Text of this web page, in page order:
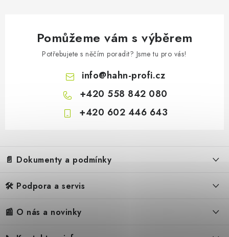
Pomůžeme vám s výběrem
Potřebujete s něčím poradit? Jsme tu pro vás!
info@hahn-profi.cz
+420 558 842 080
+420 602 446 643
a
t
📄 Dokumenty a podmínky
Obchodní podmínky
🛠️ Podpora a servis
FAQ – Často kladené otázky
📰 O nás a novinky